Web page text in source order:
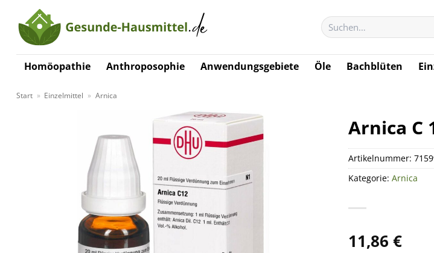
Inhalt
springen
Suchen
nach:
Homöopathie Anthroposophie Anwendungsgebiete Öle Bachblüten
Start » Einzelmittel » Arnica
Arnica C
11,86 €
Artikelnummer:
Kategorie: Arnica